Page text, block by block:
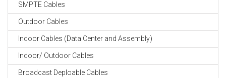
GEVLOCHTEN KOUS
KRIMP KOUS
KOPER KABEL
OP ROL
SMPTE Cables
Outdoor Cables
Indoor Cables (Data Center and Assembly)
Indoor/ Outdoor Cables
Broadcast Deploable Cables